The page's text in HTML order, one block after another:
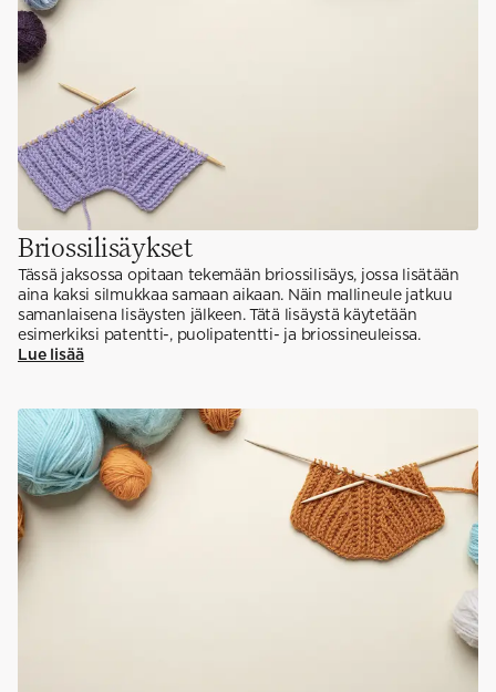
Briossilisäykset
Tässä jaksossa opitaan tekemään briossilisäys, jossa lisätään
aina kaksi silmukkaa samaan aikaan. Näin mallineule jatkuu
samanlaisena lisäysten jälkeen. Tätä lisäystä käytetään
esimerkiksi patentti-, puolipatentti- ja briossineuleissa.
Lue lisää